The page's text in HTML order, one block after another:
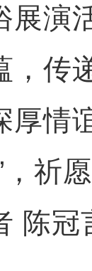
展演
，传
厚情
，祈
陈冠